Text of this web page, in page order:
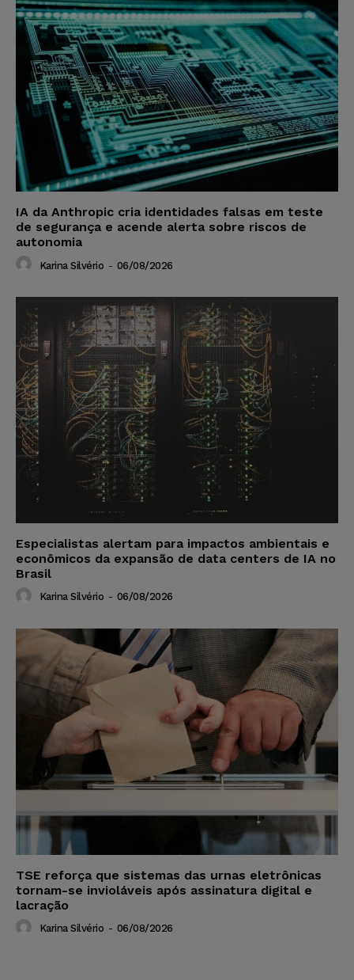
IA da Anthropic cria identidades falsas em teste
de segurança e acende alerta sobre riscos de
autonomia
Karina Silvério - 06/08/2026
Especialistas alertam para impactos ambientais e
econômicos da expansão de data centers de IA no
Brasil
Karina Silvério - 06/08/2026
TSE reforça que sistemas das urnas eletrônicas
tornam-se invioláveis após assinatura digital e
lacração
Karina Silvério - 06/08/2026